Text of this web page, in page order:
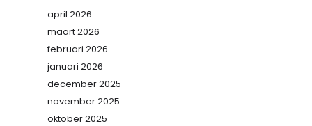
april 2026
maart 2026
februari 2026
januari 2026
december 2025
november 2025
oktober 2025